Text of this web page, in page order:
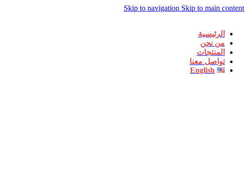
Skip to navigation Skip to main content
الرئيسية
من نحن
المنتجات
تواصل معنا
English